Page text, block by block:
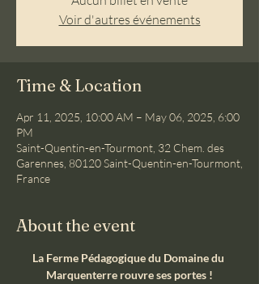
Voir d'autres événements
Time & Location
Apr 11, 2025, 10:00 AM – May 06, 2025, 6:00
PM
Saint-Quentin-en-Tourmont, 32 Chem. des
Garennes, 80120 Saint-Quentin-en-Tourmont,
France
About the event
La Ferme Pédagogique du Domaine du
Marquenterre rouvre ses portes !